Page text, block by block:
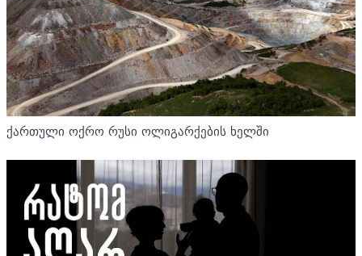
ქართული ოქრო რუსი ოლიგარქების ხელში